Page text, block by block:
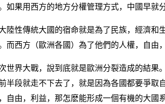
如果用西方的地方分權管理方式，中國早就
陸性傳統大國的宿命就是為了民族，經濟
而西方（歐洲各國）為了他們的人權，自由
世界大戰，說到底就是歐洲分裂造成的結
半段就走不下去了，就是因為各國都要爭
自由，利益，那怎麽能形成一個有機的大國